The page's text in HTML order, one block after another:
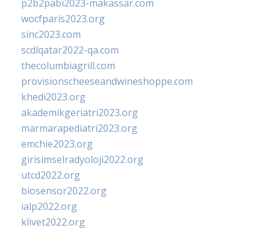
p2b2pabi2023-makassar.com
wocfparis2023.org
sinc2023.com
scdlqatar2022-qa.com
thecolumbiagrill.com
provisionscheeseandwineshoppe.com
khedi2023.org
akademikgeriatri2023.org
marmarapediatri2023.org
emchie2023.org
girisimselradyoloji2022.org
utcd2022.org
biosensor2022.org
ialp2022.org
klivet2022.org